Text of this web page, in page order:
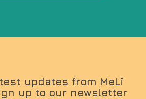
updates from MeLi
up to our newsletter